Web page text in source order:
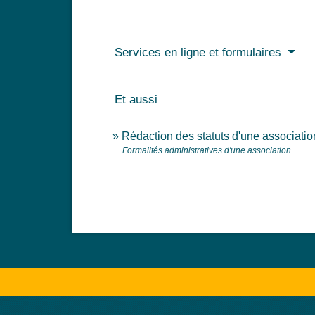
Services en ligne et formulaires
Et aussi
Rédaction des statuts d'une
Formalités administratives d'une association